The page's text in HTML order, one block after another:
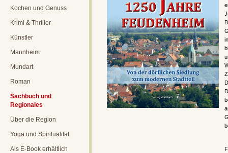
Kochen und Genuss
Krimi & Thriller
Künstler
Mannheim
Mundart
Roman
Sachbuch und
Regionales
Über die Region
Yoga und Spiritualität
Als E-Book erhältlich